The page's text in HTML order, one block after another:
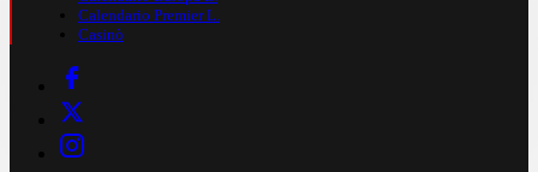
Calendario Premier L.
Casinò